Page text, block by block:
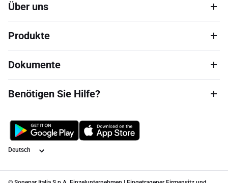
Über uns
Produkte
Dokumente
Benötigen Sie Hilfe?
Sprache